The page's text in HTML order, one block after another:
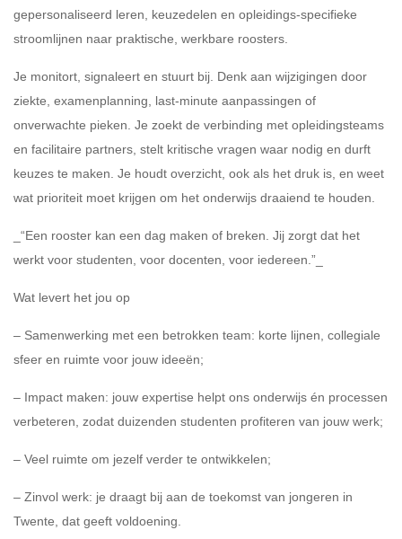
gepersonaliseerd leren, keuzedelen en opleidings-specifieke
stroomlijnen naar praktische, werkbare roosters.
Je monitort, signaleert en stuurt bij. Denk aan wijzigingen door
ziekte, examenplanning, last‑minute aanpassingen of
onverwachte pieken. Je zoekt de verbinding met opleidingsteams
en facilitaire partners, stelt kritische vragen waar nodig en durft
keuzes te maken. Je houdt overzicht, ook als het druk is, en weet
wat prioriteit moet krijgen om het onderwijs draaiend te houden.
_“Een rooster kan een dag maken of breken. Jij zorgt dat het
werkt voor studenten, voor docenten, voor iedereen.”_
Wat levert het jou op
– Samenwerking met een betrokken team: korte lijnen, collegiale
sfeer en ruimte voor jouw ideeën;
– Impact maken: jouw expertise helpt ons onderwijs én processen
verbeteren, zodat duizenden studenten profiteren van jouw werk;
– Veel ruimte om jezelf verder te ontwikkelen;
– Zinvol werk: je draagt bij aan de toekomst van jongeren in
Twente, dat geeft voldoening.